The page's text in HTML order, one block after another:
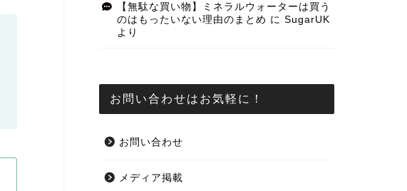
【無駄な買い物】ミネラルウォーターは買う
のはもったいない理由のまとめ に SugarUK
より
お問い合わせはお気軽に！
お問い合わせ
メディア掲載